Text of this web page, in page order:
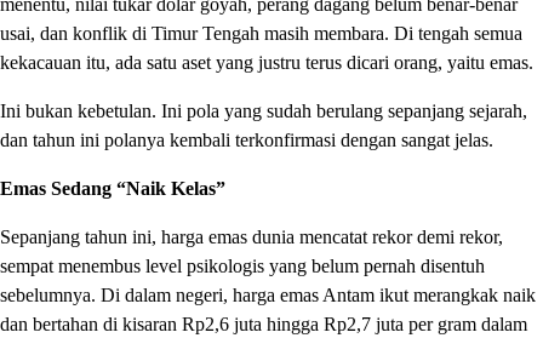
menentu, nilai tukar dolar goyah, perang dagang belum benar-benar
usai, dan konflik di Timur Tengah masih membara. Di tengah semua
kekacauan itu, ada satu aset yang justru terus dicari orang, yaitu emas.
Ini bukan kebetulan. Ini pola yang sudah berulang sepanjang sejarah,
dan tahun ini polanya kembali terkonfirmasi dengan sangat jelas.
Emas Sedang “Naik Kelas”
Sepanjang tahun ini, harga emas dunia mencatat rekor demi rekor,
sempat menembus level psikologis yang belum pernah disentuh
sebelumnya. Di dalam negeri, harga emas Antam ikut merangkak naik
dan bertahan di kisaran Rp2,6 juta hingga Rp2,7 juta per gram dalam